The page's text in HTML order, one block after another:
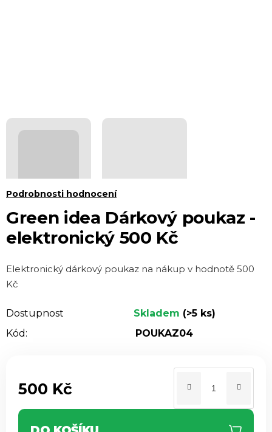
Green idea Dárkový poukaz -
elektronický 500 Kč
Průměrné
produktu
je
z 5
hvězdiček.
Podrobnosti hodnocení
Elektronický dárkový poukaz na nákup v hodnotě 500
Kč
Dostupnost Skladem (>5 ks)
Kód:
POUKAZ04
500 Kč
Měrná cena: